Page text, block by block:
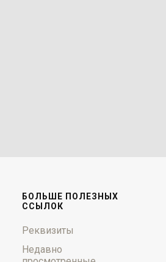
БОЛЬШЕ ПОЛЕЗНЫХ
ССЫЛОК
Реквизиты
Недавно